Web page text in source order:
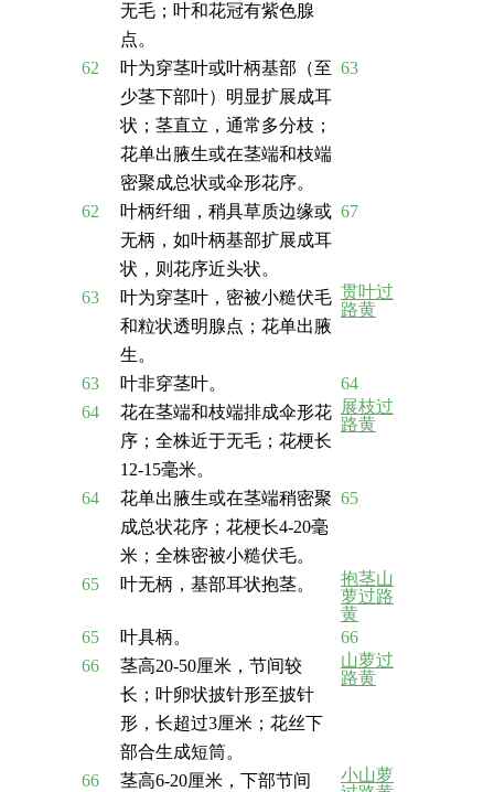
无毛；叶和花冠有紫色腺
点。
62
叶为穿茎叶或叶柄基部（至
少茎下部叶）明显扩展成耳
状；茎直立，通常多分枝；
花单出腋生或在茎端和枝端
密聚成总状或伞形花序。
63
62
叶柄纤细，稍具草质边缘或
无柄，如叶柄基部扩展成耳
状，则花序近头状。
67
63
叶为穿茎叶，密被小糙伏毛
和粒状透明腺点；花单出腋
生。
贯叶过
路黄
63 叶非穿茎叶。
64
64
花在茎端和枝端排成伞形花
序；全株近于无毛；花梗长
12-15毫米。
展枝过
路黄
64
花单出腋生或在茎端稍密聚
成总状花序；花梗长4-20毫
米；全株密被小糙伏毛。
65
65 叶无柄，基部耳状抱茎。
抱茎山
萝过路
黄
65
叶具柄。
66
66
茎高20-50厘米，节间较
长；叶卵状披针形至披针
形，长超过3厘米；花丝下
部合生成短筒。
山萝过
路黄
66 茎高6-20厘米，下部节间
小山萝